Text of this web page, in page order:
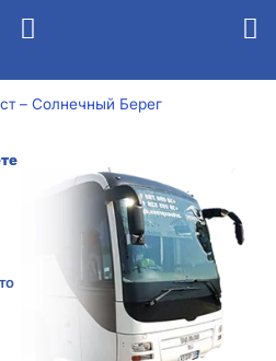
– Солнечный Берег